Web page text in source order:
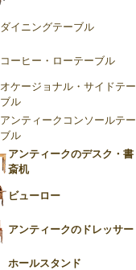
ダイニングテーブル
コーヒー・ローテーブル
オケージョナル・サイドテー
ブル
アンティークコンソールテー
ブル
アンティークのデスク・書
斎机
ビューロー
アンティークのドレッサー
ホールスタンド